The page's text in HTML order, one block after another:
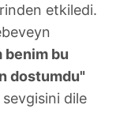
etkiledi.
benim bu
dostumdu"
dile